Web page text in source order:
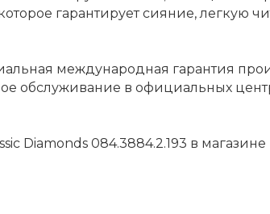
гарантирует сияние, легкую
международная гарантия
обслуживание в официальных
Diamonds 084.3884.2.193 в